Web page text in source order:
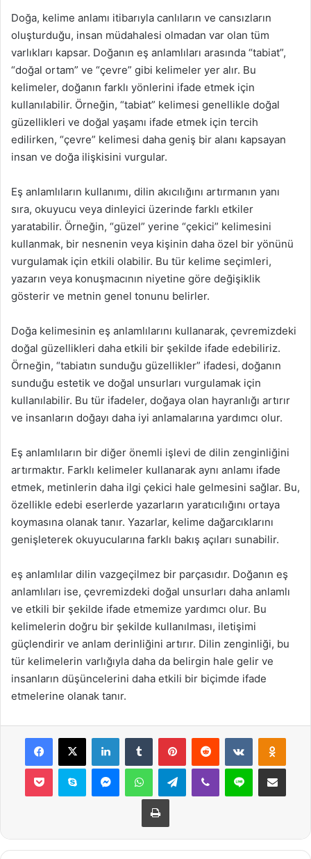
Doğa, kelime anlamı itibarıyla canlıların ve cansızların
oluşturduğu, insan müdahalesi olmadan var olan tüm
varlıkları kapsar. Doğanın eş anlamlıları arasında “tabiat”,
“doğal ortam” ve “çevre” gibi kelimeler yer alır. Bu
kelimeler, doğanın farklı yönlerini ifade etmek için
kullanılabilir. Örneğin, “tabiat” kelimesi genellikle doğal
güzellikleri ve doğal yaşamı ifade etmek için tercih
edilirken, “çevre” kelimesi daha geniş bir alanı kapsayan
insan ve doğa ilişkisini vurgular.
Eş anlamlıların kullanımı, dilin akıcılığını artırmanın yanı
sıra, okuyucu veya dinleyici üzerinde farklı etkiler
yaratabilir. Örneğin, “güzel” yerine “çekici” kelimesini
kullanmak, bir nesnenin veya kişinin daha özel bir yönünü
vurgulamak için etkili olabilir. Bu tür kelime seçimleri,
yazarın veya konuşmacının niyetine göre değişiklik
gösterir ve metnin genel tonunu belirler.
Doğa kelimesinin eş anlamlılarını kullanarak, çevremizdeki
doğal güzellikleri daha etkili bir şekilde ifade edebiliriz.
Örneğin, “tabiatın sunduğu güzellikler” ifadesi, doğanın
sunduğu estetik ve doğal unsurları vurgulamak için
kullanılabilir. Bu tür ifadeler, doğaya olan hayranlığı artırır
ve insanların doğayı daha iyi anlamalarına yardımcı olur.
Eş anlamlıların bir diğer önemli işlevi de dilin zenginliğini
artırmaktır. Farklı kelimeler kullanarak aynı anlamı ifade
etmek, metinlerin daha ilgi çekici hale gelmesini sağlar. Bu,
özellikle edebi eserlerde yazarların yaratıcılığını ortaya
koymasına olanak tanır. Yazarlar, kelime dağarcıklarını
genişleterek okuyucularına farklı bakış açıları sunabilir.
eş anlamlılar dilin vazgeçilmez bir parçasıdır. Doğanın eş
anlamlıları ise, çevremizdeki doğal unsurları daha anlamlı
ve etkili bir şekilde ifade etmemize yardımcı olur. Bu
kelimelerin doğru bir şekilde kullanılması, iletişimi
güçlendirir ve anlam derinliğini artırır. Dilin zenginliği, bu
tür kelimelerin varlığıyla daha da belirgin hale gelir ve
insanların düşüncelerini daha etkili bir biçimde ifade
etmelerine olanak tanır.
Facebook
X LinkedInTumblr PinterestReddit VKontakte
Pocket Skype MessengerWhatsAppTelegramViber Line E-Posta ile
Yazdır